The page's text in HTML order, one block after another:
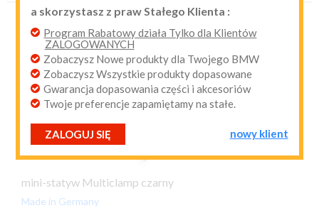
a skorzystasz z praw Stałego Klienta :
Program Rabatowy działa Tylko dla Klientów
ZALOGOWANYCH
Zobaczysz Nowe produkty dla Twojego BMW
Zobaczysz Wszystkie produkty dopasowane
Gwarancja dopasowania części i akcesoriów
Twoje preferencje zapamiętamy na stałe.
ZALOGUJ SIĘ nowy klient
przypomnij mi hasło nowy klient
mini-statyw Multiclamp czarny
Made in Germany